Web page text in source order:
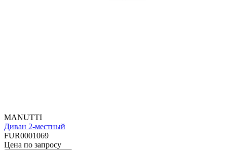
MANUTTI
Диван 2-местный
FUR0001069
Цена по запросу